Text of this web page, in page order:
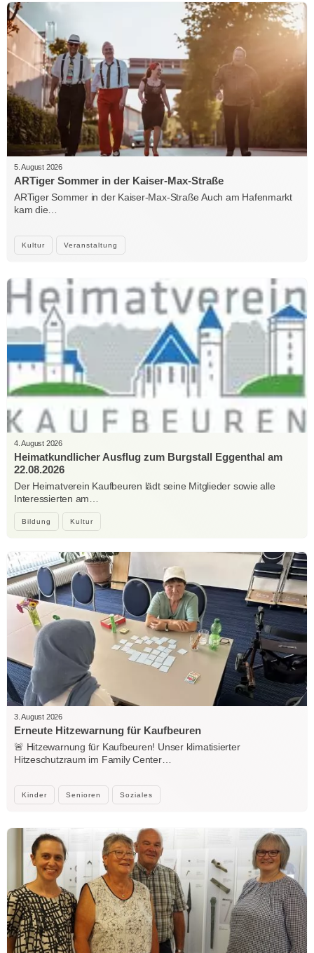
Kultur Veranstaltung
5. August 2026
ARTiger Sommer in der Kaiser-Max-Straße
ARTiger Sommer in der Kaiser-Max-Straße Auch am Hafenmarkt
kam die…
Bildung Kultur
4. August 2026
Heimatkundlicher Ausflug zum Burgstall Eggenthal am
22.08.2026
Der Heimatverein Kaufbeuren lädt seine Mitglieder sowie alle
Interessierten am…
Kinder Senioren Soziales
3. August 2026
Erneute Hitzewarnung für Kaufbeuren
🚨 Hitzewarnung für Kaufbeuren! Unser klimatisierter
Hitzeschutzraum im Family Center…